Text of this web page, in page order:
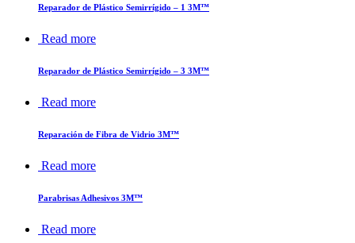
Reparador de Plástico Semirrígido – 1 3M™
Read more
Reparador de Plástico Semirrígido – 3 3M™
Read more
Reparación de Fibra de Vidrio 3M™
Read more
Parabrisas Adhesivos 3M™
Read more